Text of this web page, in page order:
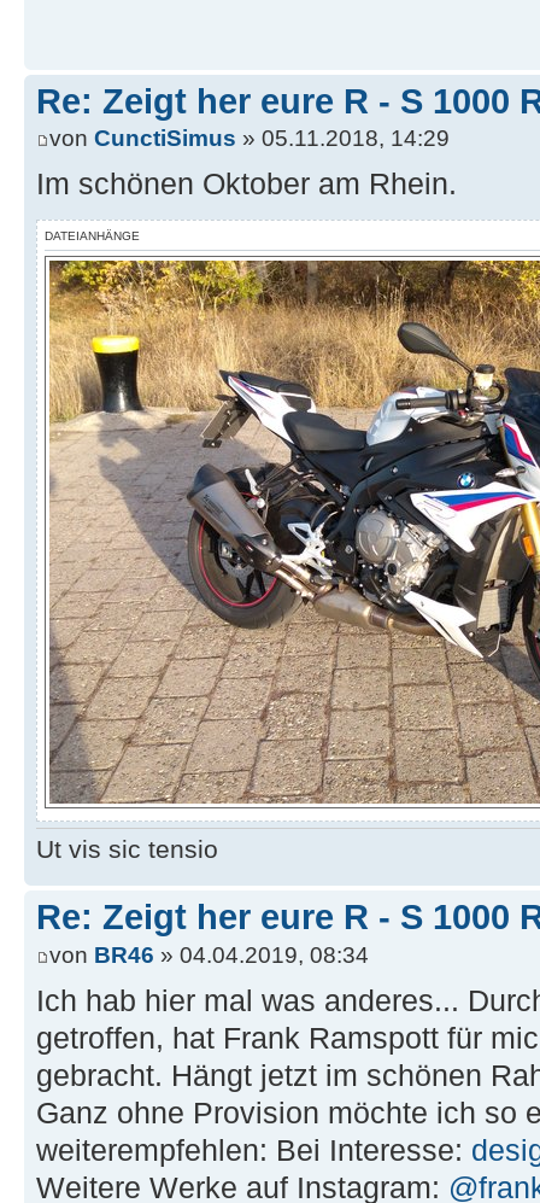
Re: Zeigt her eure R - S 1000
von CunctiSimus » 05.11.2018, 14:29
Im schönen Oktober am Rhein.
DATEIANHÄNGE
Ut vis sic tensio
Re: Zeigt her eure R - S 1000
von BR46 » 04.04.2019, 08:34
Ich hab hier mal was anderes...
getroffen, hat Frank Ramspott für
gebracht. Hängt jetzt im schönen
Ganz ohne Provision möchte ich so
weiterempfehlen: Bei Interesse:
Weitere Werke auf Instagram: